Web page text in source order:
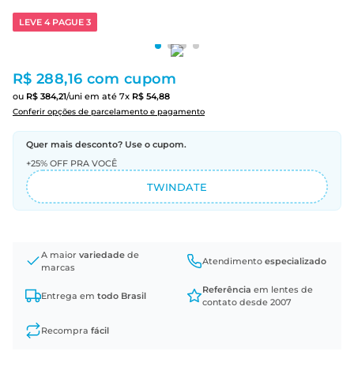
LEVE 4 PAGUE 3
R$ 288,16 com cupom
ou R$ 384,21/uni em até 7x R$ 54,88
Conferir opções de parcelamento e pagamento
Quer mais desconto? Use o cupom.
+25% OFF PRA VOCÊ
TWINDATE
A maior variedade de
marcas
Atendimento especializado
Entrega em todo Brasil
Referência em lentes de
contato desde 2007
Recompra fácil